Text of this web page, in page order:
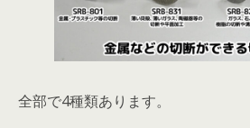
全部で4種類あります。